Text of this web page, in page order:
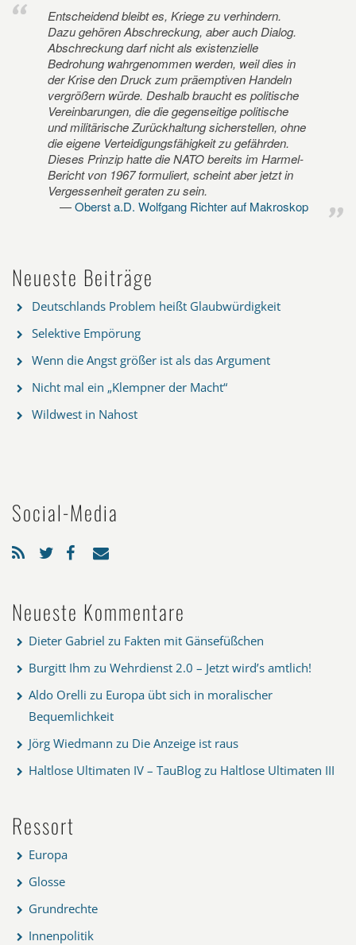
Entscheidend bleibt es, Kriege zu verhindern.
Dazu gehören Abschreckung, aber auch Dialog.
Abschreckung darf nicht als existenzielle
Bedrohung wahrgenommen werden, weil dies in
der Krise den Druck zum präemptiven Handeln
vergrößern würde. Deshalb braucht es politische
Vereinbarungen, die die gegenseitige politische
und militärische Zurückhaltung sicherstellen, ohne
die eigene Verteidigungsfähigkeit zu gefährden.
Dieses Prinzip hatte die NATO bereits im Harmel-
Bericht von 1967 formuliert, scheint aber jetzt in
Vergessenheit geraten zu sein.
Oberst a.D. Wolfgang Richter auf Makroskop
Neueste Beiträge
Deutschlands Problem heißt Glaubwürdigkeit
Selektive Empörung
Wenn die Angst größer ist als das Argument
Nicht mal ein „Klempner der Macht“
Wildwest in Nahost
Social-Media
Neueste Kommentare
Dieter Gabriel zu Fakten mit Gänsefüßchen
Burgitt Ihm zu Wehrdienst 2.0 – Jetzt wird’s amtlich!
Aldo Orelli zu Europa übt sich in moralischer
Bequemlichkeit
Jörg Wiedmann zu Die Anzeige ist raus
Haltlose Ultimaten IV – TauBlog zu Haltlose Ultimaten III
Ressort
Europa
Glosse
Grundrechte
Innenpolitik